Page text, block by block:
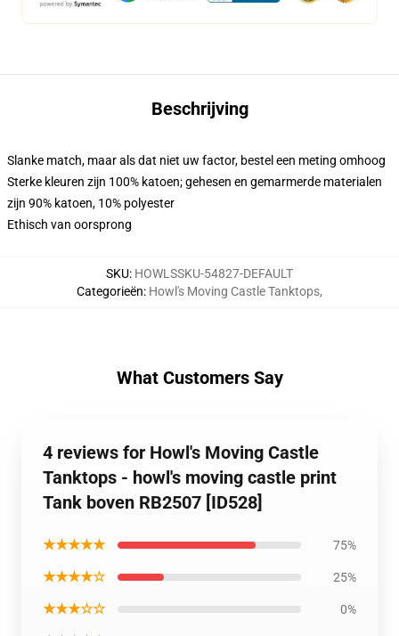
Beschrijving
Slanke match, maar als dat niet uw factor, bestel een meting omhoog
Sterke kleuren zijn 100% katoen; gehesen en gemarmerde materialen
zijn 90% katoen, 10% polyester
Ethisch van oorsprong
SKU: HOWLSSKU-54827-DEFAULT
Categorieën: Howl's Moving Castle Tanktops,
What Customers Say
4 reviews for Howl's Moving Castle
Tanktops - howl's moving castle print
Tank boven RB2507 [ID528]
★★★★★ 75%
★★★★☆ 25%
★★★☆☆ 0%